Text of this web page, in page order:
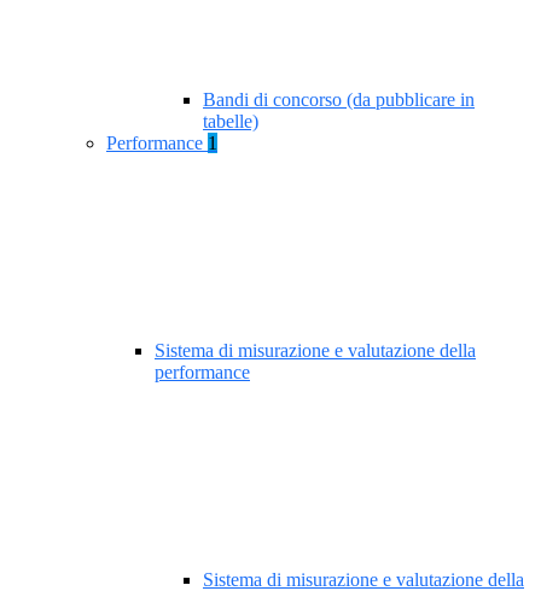
Bandi di concorso (da pubblicare in
tabelle)
Performance 1
Sistema di misurazione e valutazione della
performance
Sistema di misurazione e valutazione della